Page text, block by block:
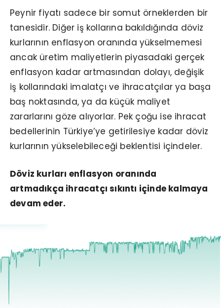
Peynir fiyatı sadece bir somut örneklerden bir
tanesidir. Diğer iş kollarına bakıldığında döviz
kurlarının enflasyon oranında yükselmemesi
ancak üretim maliyetlerin piyasadaki gerçek
enflasyon kadar artmasından dolayı, değişik
iş kollarındaki imalatçı ve ihracatçılar ya başa
baş noktasında, ya da küçük maliyet
zararlarını göze alıyorlar. Pek çoğu ise ihracat
bedellerinin Türkiye’ye getirilesiye kadar döviz
kurlarının yükselebileceği beklentisi içindeler.
Döviz kurları enflasyon oranında
artmadıkça ihracatçı sıkıntı içinde kalmaya
devam eder.